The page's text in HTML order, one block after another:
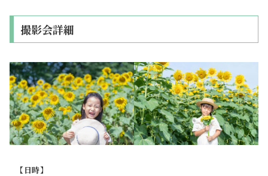
撮影会詳細
【日時】